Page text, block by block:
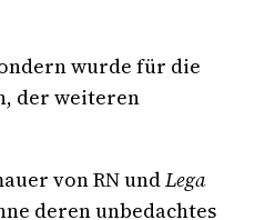
wurde für die
der weiteren
von RN undLega
deren unbedachtes